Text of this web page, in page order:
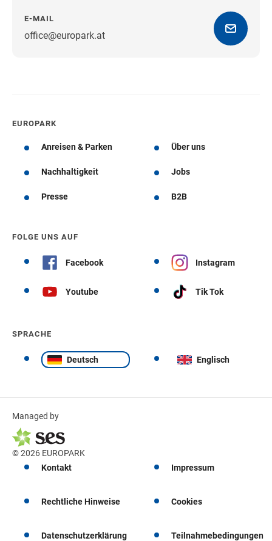
E-MAIL
office@europark.atWegbeschreibung erhalten
EUROPARK
Anreisen & Parken Über uns
Nachhaltigkeit Jobs
Presse B2B
FOLGE UNS AUF
Facebook Instagram
Youtube Tik Tok
SPRACHE
Deutsch Englisch
Managed by
© 2026 EUROPARK
Kontakt
Impressum
Rechtliche Hinweise Cookies
Datenschutzerklärung Teilnahmebedingungen